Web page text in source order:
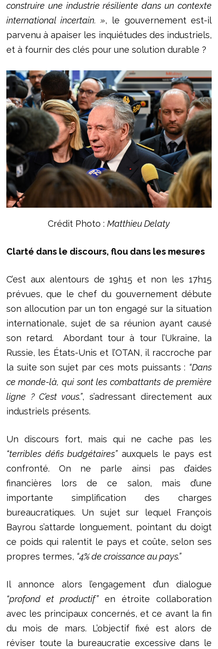
construire une industrie résiliente dans un contexte
international incertain. », le gouvernement est-il
parvenu à apaiser les inquiétudes des industriels,
et à fournir des clés pour une solution durable ?
Crédit Photo :Matthieu Delaty
Clarté dans le discours, flou dans les mesures
C’est aux alentours de 19h15 et non les 17h15
prévues, que le chef du gouvernement débute
son allocution par un ton engagé sur la situation
internationale, sujet de sa réunion ayant causé
son retard. Abordant tour à tour l’Ukraine, la
Russie, les États-Unis et l’OTAN, il raccroche par
la suite son sujet par ces mots puissants : “Dans
ce monde-là, qui sont les combattants de première
ligne ? C’est vous.”, s’adressant directement aux
industriels présents.
Un discours fort, mais qui ne cache pas les
“terribles défis budgétaires”auxquels le pays est
confronté. On ne parle ainsi pas d’aides
financières lors de ce salon, mais d’une
importante simplification des charges
bureaucratiques. Un sujet sur lequel François
Bayrou s’attarde longuement, pointant du doigt
ce poids qui ralentit le pays et coûte, selon ses
propres termes, “4% de croissance au pays.”
Il annonce alors l’engagement d’un dialogue
“profond et productif”en étroite collaboration
avec les principaux concernés, et ce avant la fin
du mois de mars. L’objectif fixé est alors de
réviser toute la bureaucratie excessive dans le